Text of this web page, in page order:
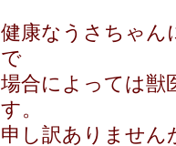
健康なうさちゃん
で
場合によっては獣
す。
申し訳ありません